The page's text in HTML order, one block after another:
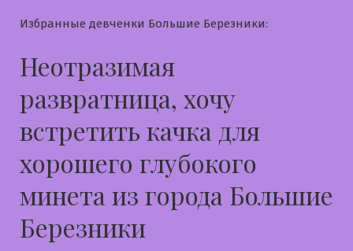
Избранные девченки Большие Березники:
Неотразимая
развратница, хочу
встретить качка для
хорошего глубокого
минета из города Большие
Березники